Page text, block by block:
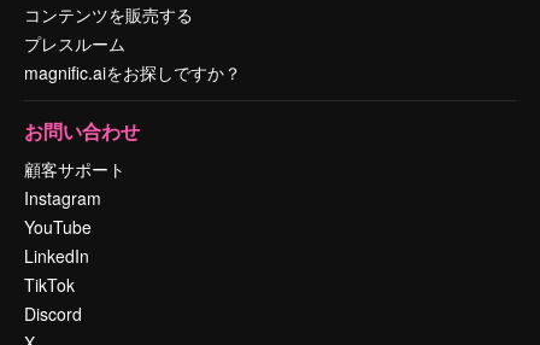
コンテンツを販売する
プレスルーム
magnific.aiをお探しですか？
お問い合わせ
顧客サポート
Instagram
YouTube
LinkedIn
TikTok
Discord